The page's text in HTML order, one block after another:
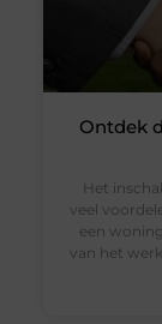
Ontdek
Het
veel
een
van het